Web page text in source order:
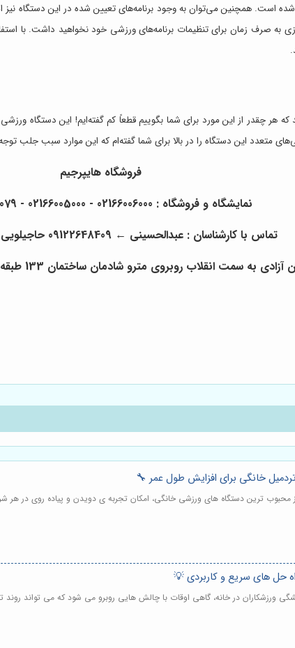
همچنین می‌توان به وجود برنامه‌های تعیین شده در این دستگاه نیز
به صرف زمان برای تنظیمات برنامه‌های ورزشی خود نخواهید داشت. با
که هر چقدر از این مورد برای شما بگوییم قطعاً کم گفته‌ایم! این دستگاه
متعدد این دستگاه را در بالا برای شما گفته‌ام که این موارد سبب جلب
فروشگاه هایپرجیم
نمایشگاه و فروشگاه : 02166006000 - 02166005000 - 02166055079
تماس با کارشناسان : عبدالحسینی ← 09122648409 حاجیلویی
به سمت انقلاب روبروی مترو شادمان ساختمان 133 طبقه ی چهارم واحد 6- دفتر مرکزی هایپرجیم
خانگی برای افزایش طول عمر 🔧
محبوب ترین دستگاه های ورزشی خانگی، امکان تجربه ی دویدن و پیاده روی در
حل های سریع و کاربردی 💡
ورزشکاران در خانه، گاهی اوقات با چالش هایی روبرو می شود که می تواند